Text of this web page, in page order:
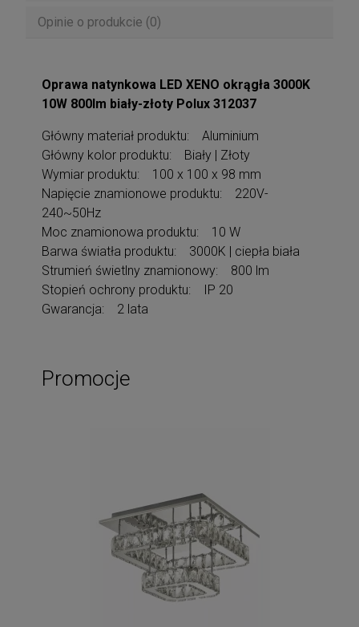
Opinie o produkcie (0)
Oprawa natynkowa LED XENO okrągła 3000K
10W 800lm biały-złoty Polux 312037
Główny materiał produktu: Aluminium
Główny kolor produktu: Biały | Złoty
Wymiar produktu: 100 x 100 x 98 mm
Napięcie znamionowe produktu: 220V-
240~50Hz
Moc znamionowa produktu: 10 W
Barwa światła produktu: 3000K | ciepła biała
Strumień świetlny znamionowy: 800 lm
Stopień ochrony produktu: IP 20
Gwarancja: 2 lata
Promocje